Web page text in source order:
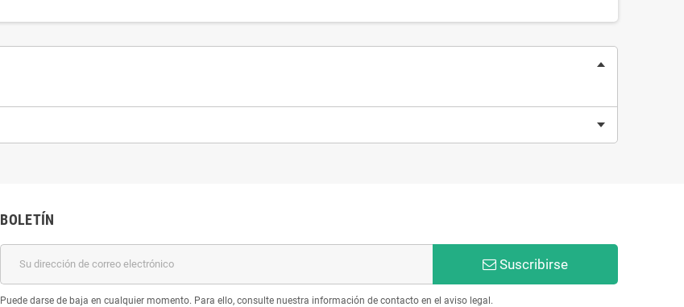
BOLETÍN
Suscribirse
Puede darse de baja en cualquier momento. Para ello, consulte nuestra información de contacto en el aviso legal.